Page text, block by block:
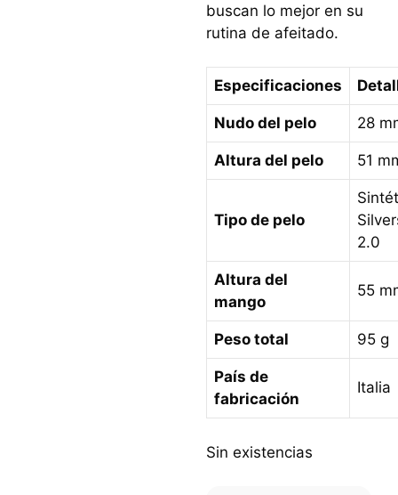
buscan lo mejor en su
rutina de afeitado.
Especificaciones
Nudo del pelo 28
Altura del pelo 51
Tipo de pelo
2.0
Altura del
mango
55
Peso total 95 g
País de
fabricación
Italia
Sin existencias